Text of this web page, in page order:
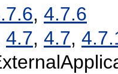
, 4.7.6
4.7, 4.7,